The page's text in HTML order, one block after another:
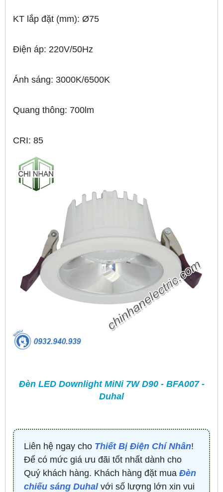
KT lắp đặt (mm): Ø75
Điện áp: 220V/50Hz
Ánh sáng: 3000K/6500K
Quang thông: 700lm
CRI: 85
Đèn LED Downlight MiNi 7W D90 - BFA007 -
Duhal
Liên hệ ngay cho Thiết Bị Điện Chí Nhân!
Để có mức giá ưu đãi tốt nhất dành cho
Quý khách hàng. Khách hàng đặt mua Đèn
chiếu sáng Duhalvới số lượng lớn xin vui